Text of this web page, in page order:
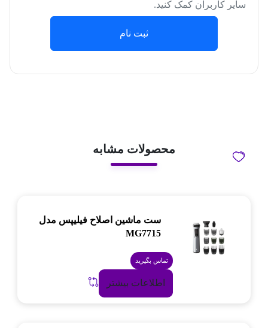
سایر کاربران کمک کنید.
ثبت نام
محصولات مشابه
ست ماشین اصلاح فیلیپس مدل
MG7715
تماس بگیرید
اطلاعات بیشتر